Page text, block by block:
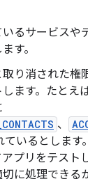
るサービスや
す。
り消された権
ます。たとえ
、
ているとします
プリをテスト
に処理できる